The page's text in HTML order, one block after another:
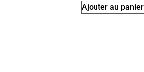
Ajouter au panier